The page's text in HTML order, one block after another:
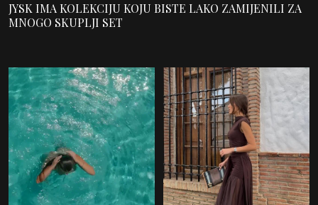
JYSK IMA KOLEKCIJU KOJU BISTE LAKO ZAMIJENILI ZA
MNOGO SKUPLJI SET